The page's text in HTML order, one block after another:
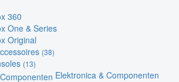
360
One & Series
Original
(38)
(13)
Elektronica & Componenten